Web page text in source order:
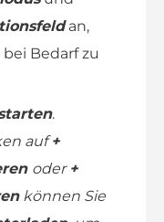
an,
Bedarf zu
.
auf+
oder +
können Sie